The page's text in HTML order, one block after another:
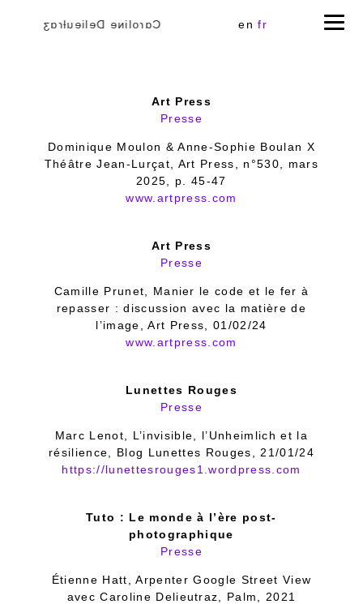
Cɑɾoliɴe Delieuƚɾɑʒ en fr
Art Press
Presse
Dominique Moulon & Anne-Sophie Boulan X
Théâtre Jean-Lurçat, Art Press, n°530, mars
2025, p. 45-47
www.artpress.com
Art Press
Presse
Camille Prunet, Manier le code et le fer à
repasser : discussion avec la matière de
l’image, Art Press, 01/02/24
www.artpress.com
Lunettes Rouges
Presse
Marc Lenot, L’invisible, l’Unheimlich et la
résilience, Blog Lunettes Rouges, 21/01/24
https://lunettesrouges1.wordpress.com
Tuto : Le monde à l’ère post-
photographique
Presse
Étienne Hatt, Arpenter Google Street View
avec Caroline Delieutraz, Palm, 2021